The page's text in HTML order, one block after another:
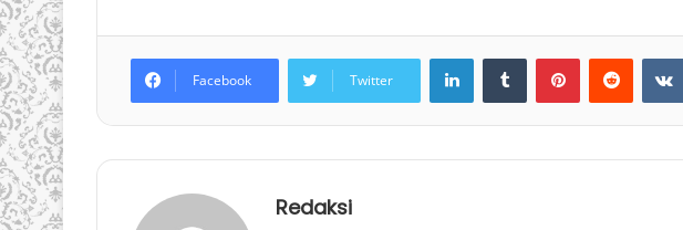
Facebook Twitter
Redaksi